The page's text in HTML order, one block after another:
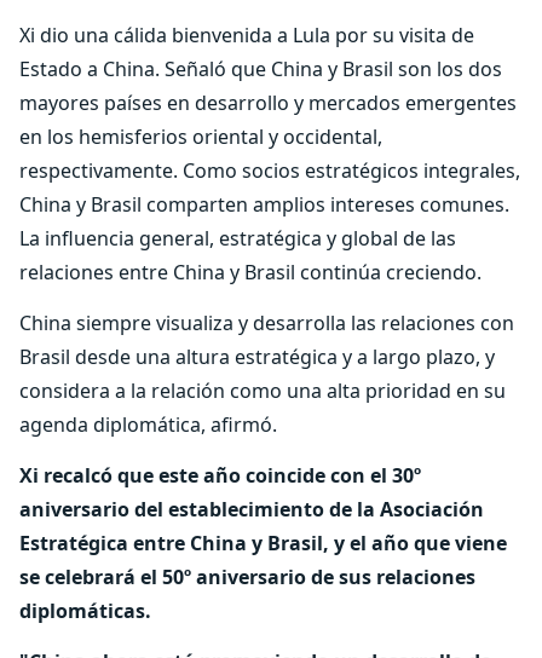
Xi dio una cálida bienvenida a Lula por su visita de
Estado a China. Señaló que China y Brasil son los dos
mayores países en desarrollo y mercados emergentes
en los hemisferios oriental y occidental,
respectivamente. Como socios estratégicos integrales,
China y Brasil comparten amplios intereses comunes.
La influencia general, estratégica y global de las
relaciones entre China y Brasil continúa creciendo.
China siempre visualiza y desarrolla las relaciones con
Brasil desde una altura estratégica y a largo plazo, y
considera a la relación como una alta prioridad en su
agenda diplomática, afirmó.
Xi recalcó que este año coincide con el 30º
aniversario del establecimiento de la Asociación
Estratégica entre China y Brasil, y el año que viene
se celebrará el 50º aniversario de sus relaciones
diplomáticas.